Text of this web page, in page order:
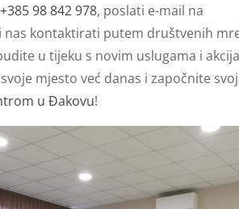
+385 98 842 978, poslati e-mail na
nas kontaktirati putem društvenih
u tijeku s novim uslugama i
mjesto već danas i započnite
u Đakovu!